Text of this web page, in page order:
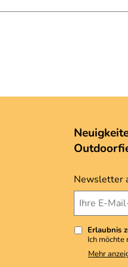
Newsletter
Erlaubnis
Ich
per E-Mail
nicht an
Mehr